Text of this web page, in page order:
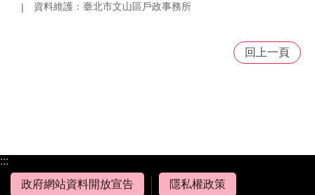
資料維護：臺北市文山區戶政事務所
回上一頁
:::
政府網站資料開放宣告
隱私權政策